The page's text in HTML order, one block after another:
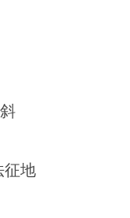
征地